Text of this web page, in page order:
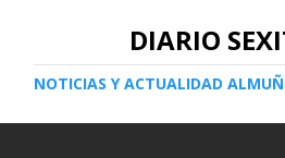
DIARIO
NOTICIAS Y ACTUALIDAD